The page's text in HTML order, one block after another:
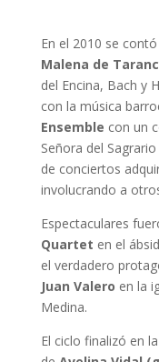
En el 2010 se
Malena de
del Encina, Bach y
con la música
Ensemble con un
Señora del
de conciertos
involucrando a
Espectaculares
Quartet en el
el verdadero
Juan Valero en la
Medina.
El ciclo finalizó en